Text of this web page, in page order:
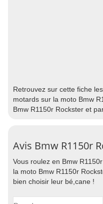
Retrouvez sur cette fiche
motards sur la moto Bmw
Bmw R1150r Rockster et
Avis Bmw R1150r
Vous roulez en Bmw
la moto Bmw R1150r
bien choisir leur bé,cane !